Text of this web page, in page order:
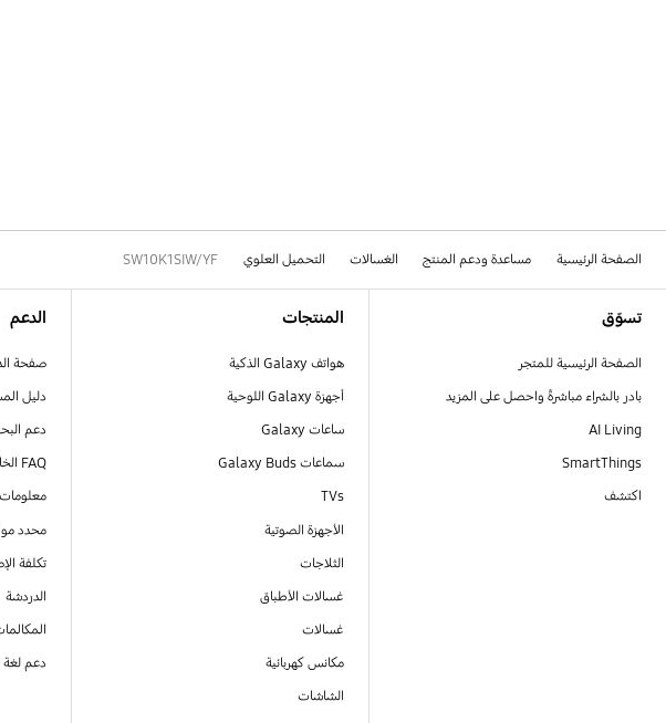
الصفحة الرئيسية مساعدة ودعم المنتج الغسالات التحميل العلوي SW10K1SIW/YF
تسوّق
الصفحة الرئيسية للمتجر
بادر بالشراء مباشرةً واحصل على المزيد
AI Living
SmartThings
اكتشف
المنتجات
هواتف Galaxy الذكية
أجهزة Galaxy اللوحية
ساعات Galaxy
سماعات Galaxy Buds
TVs
الأجهزة الصوتية
الثلاجات
غسالات الأطباق
غسالات
مكانس كهربائية
الشاشات
الدعم
صفحة
دليل
دعم
FAQ الخاصة بالتسوّق
محدد
تكلفة
الدردشة
دعم لغة